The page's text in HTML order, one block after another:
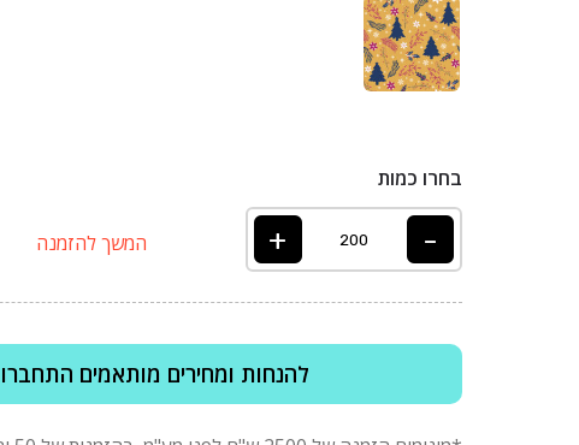
בחרו כמות
-
+ המשך להזמנה
להנחות ומחירים מותאמים